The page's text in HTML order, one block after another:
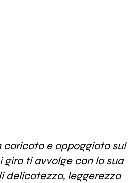
caricato e appoggiato sul
giro ti avvolge con la sua
delicatezza, leggerezza